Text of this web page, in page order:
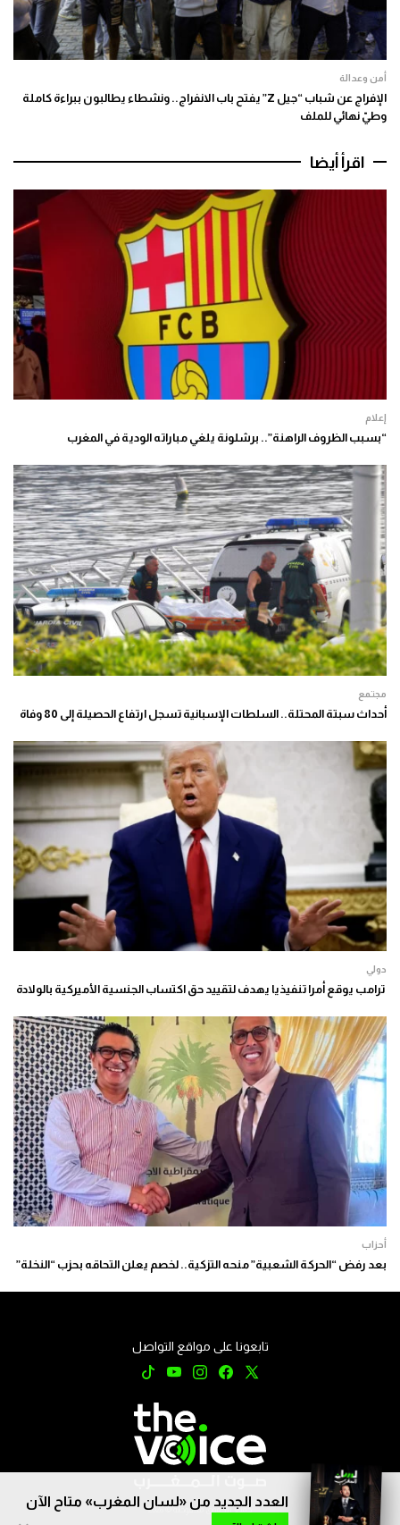
أمن وعدالة
الإفراج عن شباب “جيل Z” يفتح باب الانفراج.. ونشطاء يطالبون ببراءة كاملة
وطيّ نهائي للملف
اقرأ أيضا
إعلام
“بسبب الظروف الراهنة”.. برشلونة يلغي مباراته الودية في المغرب
مجتمع
أحداث سبتة المحتلة.. السلطات الإسبانية تسجل ارتفاع الحصيلة إلى 80 وفاة
دولي
ترامب يوقع أمرا تنفيذيا يهدف لتقييد حق اكتساب الجنسية الأميركية بالولادة
أحزاب
بعد رفض “الحركة الشعبية” منحه التزكية.. لخصم يعلن التحاقه بحزب “النخلة”
العدد الجديد من «لسان المغرب» متاح الآن
تابعونا على مواقع التواصل
جميع الحقوق محفوظة © 2026